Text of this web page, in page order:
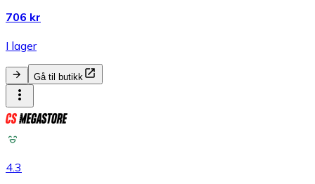
706 kr
I lager
Gå til butikk
4.3